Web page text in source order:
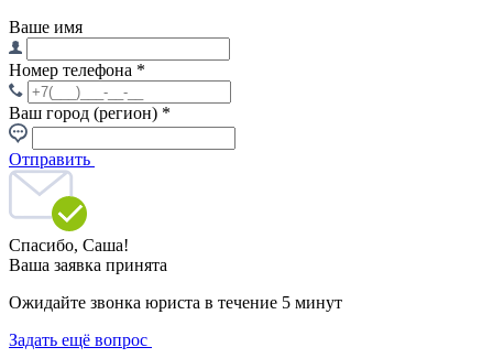
Ваше имя
Номер телефона *
Ваш город (регион) *
Отправить
Спасибо, Саша!
Ваша заявка принята
Ожидайте звонка юриста в течение 5 минут
Задать ещё вопрос